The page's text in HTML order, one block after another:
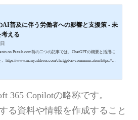
こと。それによって、ビジネスの成果を最大化し、新たなチ
きるでしょう。1. Chat...
AI普及に伴う労働者への影響と支援策 - 未
える
on Pexels.com前の二つの記事では、ChatGPTの概要と活用に
https://www.manyaddress.com/chatgpt-ai-communication/https://ww
事では、ChatGPTなどのAI技術の普及に伴う労働者への影響を
365 Copilotの略称です。
る資料や情報を作成すること